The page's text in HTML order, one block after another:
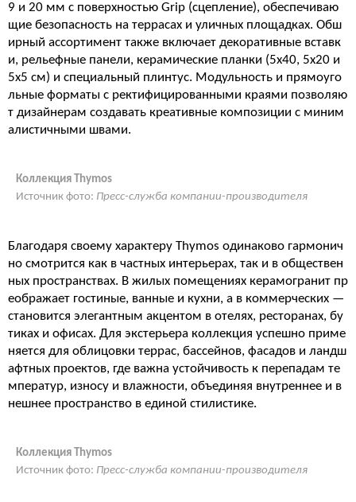
9 и 20 мм с поверхностью Grip (сцепление), обеспечиваю
щие безопасность на террасах и уличных площадках. Обш
ирный ассортимент также включает декоративные вставк
и, рельефные панели, керамические планки (5x40, 5x20 и
5x5 см) и специальный плинтус. Модульность и прямоуго
льные форматы с ректифицированными краями позволяю
т дизайнерам создавать креативные композиции с миним
алистичными швами.
Коллекция Thymos
Источник фото: Пресс-служба компании-производителя
Благодаря своему характеру Thymos одинаково гармонич
но смотрится как в частных интерьерах, так и в обществен
ных пространствах. В жилых помещениях керамогранит пр
еображает гостиные, ванные и кухни, а в коммерческих —
становится элегантным акцентом в отелях, ресторанах, бу
тиках и офисах. Для экстерьера коллекция успешно приме
няется для облицовки террас, бассейнов, фасадов и ландш
афтных проектов, где важна устойчивость к перепадам те
мператур, износу и влажности, объединяя внутреннее и в
нешнее пространство в единой стилистике.
Коллекция Thymos
Источник фото: Пресс-служба компании-производителя